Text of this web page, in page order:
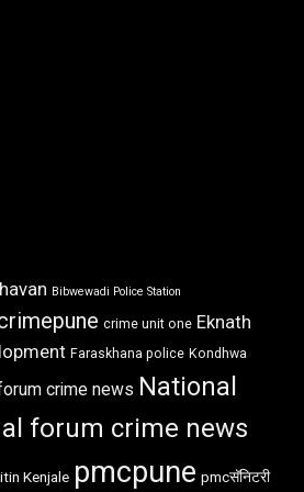
Bibwewadi Police Station
crime unit one Eknath
Faraskhana police Kondhwa
crime news National
forum crime news
Kenjale pmcpune pmcसॅनिटरी